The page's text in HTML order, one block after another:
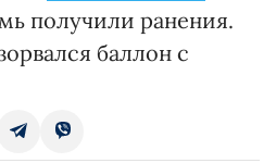
получили ранения.
баллон с